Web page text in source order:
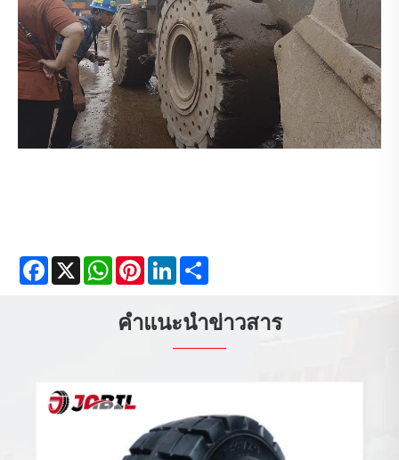
Facebook
X WhatsApp
PinterestLinkedIn
คำแนะนำข่าวสาร